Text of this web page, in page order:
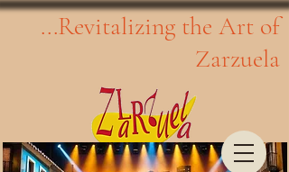
...Revitalizing the Art of
Zarzuela